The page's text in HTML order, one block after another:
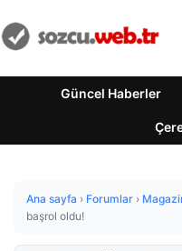
Güncel Haberler
Ana sayfa › Forumlar ›
başrol oldu!